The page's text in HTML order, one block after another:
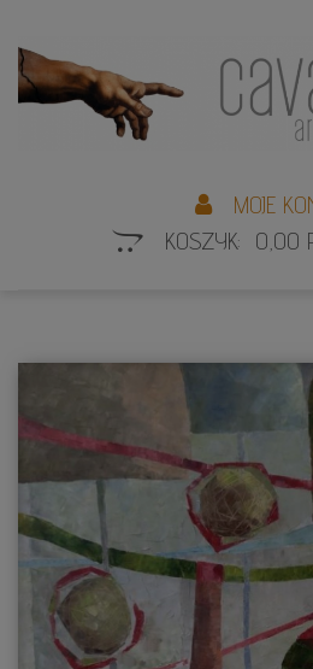
MOJE
KOSZYK: 0,00